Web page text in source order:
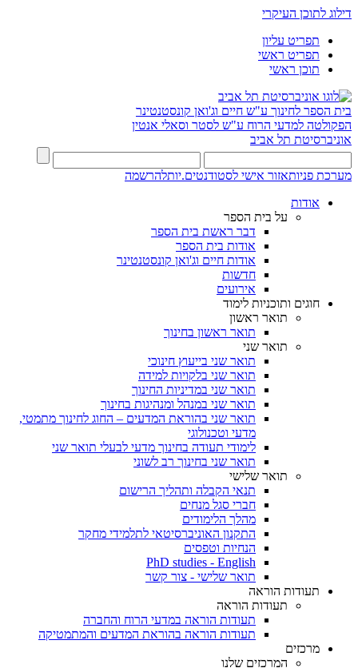
דילוג לתוכן העיקרי
תפריט עליון
תפריט ראשי
תוכן ראשי
בית הספר לחינוך ע"ש חיים וג'ואן קונסטנטינר
הפקולטה למדעי הרוח ע"ש לסטר וסאלי אנטין
אוניברסיטת תל אביב
מערכת פניותאזור אישי לסטודנטים.יותלהרשמה
אודות
על בית הספר
דבר ראשת בית הספר
אודות בית הספר
אודות חיים וג'ואן קונסטנטינר
חדשות
אירועים
חוגים ותוכניות לימוד
תואר ראשון
תואר ראשון בחינוך
תואר שני
תואר שני בייעוץ חינוכי
תואר שני בלקויות למידה
תואר שני במדיניות החינוך
תואר שני במנהל ומנהיגות בחינוך
תואר שני בהוראת המדעים – החוג לחינוך מתמטי,
מדעי וטכנולוגי
לימודי תעודה בחינוך מדעי לבעלי תואר שני
תואר שני בחינוך רב לשוני
תואר שלישי
תנאי הקבלה ותהליך הרישום
חברי סגל מנחים
מהלך הלימודים
התקנון האוניברסיטאי לתלמידי מחקר
הנחיות וטפסים
PhD studies - English
תואר שלישי - צור קשר
תעודות הוראה
תעודות הוראה
תעודות הוראה במדעי הרוח והחברה
תעודות הוראה בהוראת המדעים והמתמטיקה
מרכזים
המרכזים שלנו